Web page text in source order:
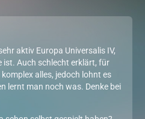
aktiv Europa Universalis IV,
ist. Auch schlecht erklärt, für
alles, jedoch lohnt es
lernt man noch was. Denke bei